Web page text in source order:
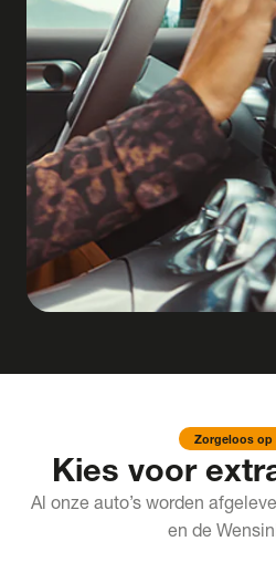
Zorgeloos op
Kies voor
Al onze auto’s worden
en de